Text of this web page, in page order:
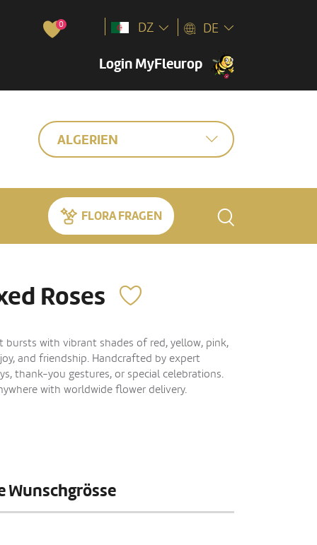
0
Login MyFleurop
DZ DE
ALGERIEN
FLORA FRAGEN
Roses
bursts with vibrant shades of red, yellow, pink,
and friendship. Handcrafted by expert
thank-you gestures, or special celebrations.
with worldwide flower delivery.
Wunschgrösse